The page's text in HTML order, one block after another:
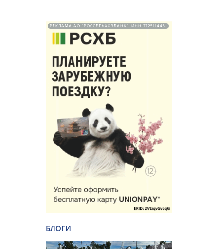
РЕКЛАМА АО "РОССЕЛЬХОЗБАНК". ИНН 772511448.
БЛОГИ